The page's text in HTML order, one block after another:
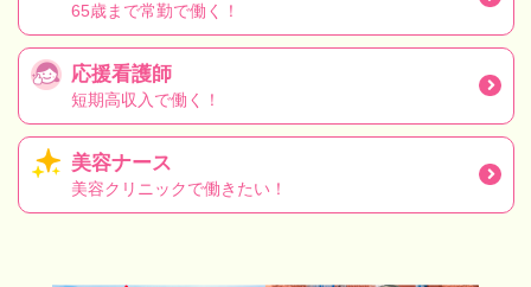
65歳まで常勤で働く！
応援看護師
短期高収入で働く！
美容ナース
美容クリニックで働きたい！